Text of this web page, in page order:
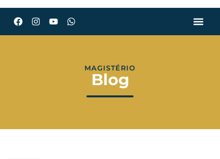
MAGISTÉRIO
Blog